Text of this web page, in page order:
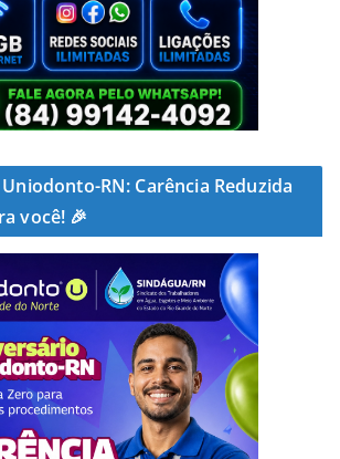
RN: Carência Reduzida
você! 🎉